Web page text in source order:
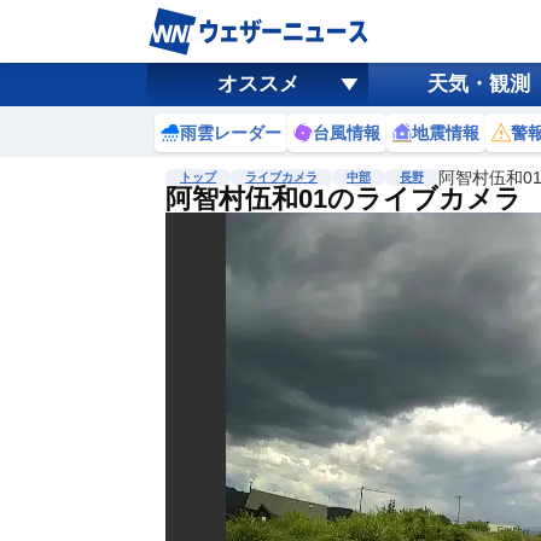
オススメ 天気・観測
雨雲レーダー 台風情報 地震情報 警
トップ ライブカメラ 中部 長野 阿智村伍和
阿智村伍和01のライブカメラ